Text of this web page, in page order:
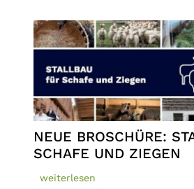
NEUE BROSCHÜRE:
SCHAFE UND ZIEGEN
weiterlesen